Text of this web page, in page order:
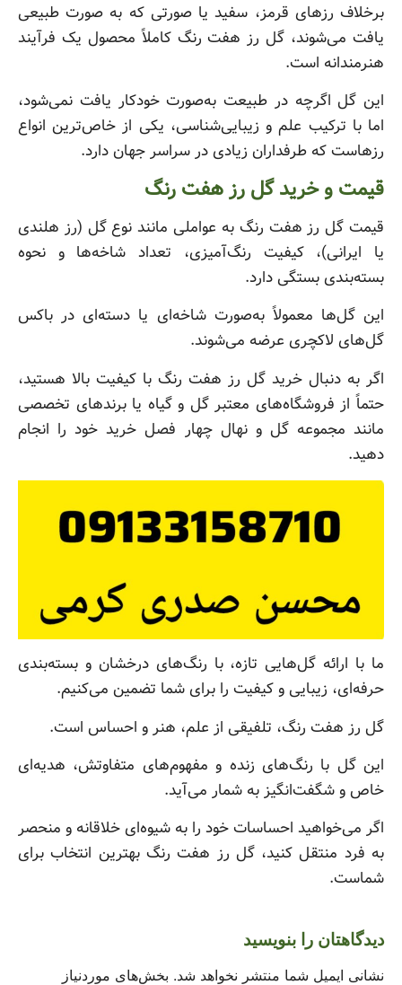
برخلاف رزهای قرمز، سفید یا صورتی که به صورت طبیعی
یافت می‌شوند، گل رز هفت رنگ کاملاً محصول یک فرآیند
هنرمندانه است.
این گل اگرچه در طبیعت به‌صورت خودکار یافت نمی‌شود،
اما با ترکیب علم و زیبایی‌شناسی، یکی از خاص‌ترین انواع
رزهاست که طرفداران زیادی در سراسر جهان دارد.
قیمت و خرید گل رز هفت رنگ
قیمت گل رز هفت رنگ به عواملی مانند نوع گل (رز هلندی
یا ایرانی)، کیفیت رنگ‌آمیزی، تعداد شاخه‌ها و نحوه
بسته‌بندی بستگی دارد.
این گل‌ها معمولاً به‌صورت شاخه‌ای یا دسته‌ای در باکس
گل‌های لاکچری عرضه می‌شوند.
اگر به دنبال خرید گل رز هفت رنگ با کیفیت بالا هستید،
حتماً از فروشگاه‌های معتبر گل و گیاه یا برندهای تخصصی
مانند مجموعه گل و نهال چهار فصل خرید خود را انجام
دهید.
ما با ارائه گل‌هایی تازه، با رنگ‌های درخشان و بسته‌بندی
حرفه‌ای، زیبایی و کیفیت را برای شما تضمین می‌کنیم.
گل رز هفت رنگ، تلفیقی از علم، هنر و احساس است.
این گل با رنگ‌های زنده و مفهوم‌های متفاوتش، هدیه‌ای
خاص و شگفت‌انگیز به شمار می‌آید.
اگر می‌خواهید احساسات خود را به شیوه‌ای خلاقانه و منحصر
به فرد منتقل کنید، گل رز هفت رنگ بهترین انتخاب برای
شماست.
دیدگاهتان را بنویسید
نشانی ایمیل شما منتشر نخواهد شد. بخش‌های موردنیاز